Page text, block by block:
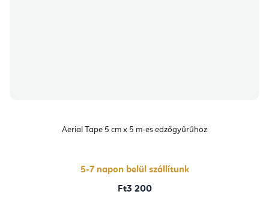
Aerial Tape 5 cm x 5 m-es edzőgyűrűhöz
5-7 napon belül szállítunk
Ft3 200